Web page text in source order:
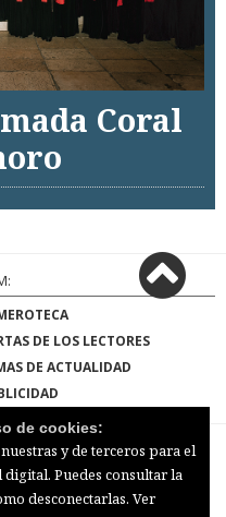
Coral
DE LOS LECTORES
DE ACTUALIDAD
de cookies:
y de terceros para el
Puedes consultar la
desconectarlas. Ver